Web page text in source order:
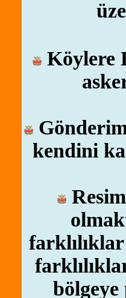
Köylere
kendini
bölgeye